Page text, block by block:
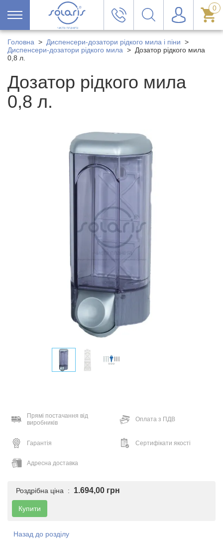
0
Головна > Диспенсери-дозатори рідкого мила і піни >
Диспенсери-дозатори рідкого мила > Дозатор рідкого мила
0,8 л.
Дозатор рідкого мила
0,8 л.
Прямі постачання від
виробників
Оплата з ПДВ
Гарантія Сертифікати якості
Адресна доставка
Роздрібна ціна : 1.694,00 грн
Купити
Назад до розділу